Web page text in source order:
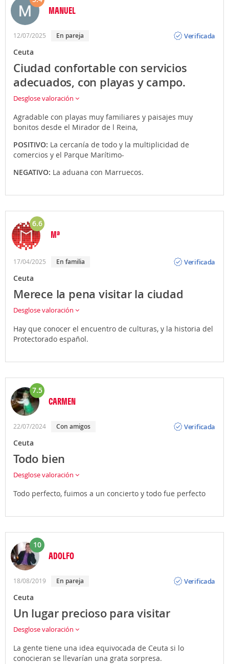
MANUEL
12/07/2025 En pareja
Verificada
Ceuta
Ciudad confortable con servicios
adecuados, con playas y campo.
Desglose valoración
Agradable con playas muy familiares y paisajes muy
bonitos desde el Mirador de l Reina,
POSITIVO: La cercanía de todo y la multiplicidad de
comercios y el Parque Marítimo-
NEGATIVO: La aduana con Marruecos.
6.6
Mª
17/04/2025 En familia
Verificada
Ceuta
Merece la pena visitar la ciudad
Desglose valoración
Hay que conocer el encuentro de culturas, y la historia del
Protectorado español.
7.5
CARMEN
22/07/2024 Con amigos
Verificada
Ceuta
Todo bien
Desglose valoración
Todo perfecto, fuimos a un concierto y todo fue perfecto
10
ADOLFO
18/08/2019 En pareja
Verificada
Ceuta
Un lugar precioso para visitar
Desglose valoración
La gente tiene una idea equivocada de Ceuta si lo
conocieran se llevarían una grata sorpresa.